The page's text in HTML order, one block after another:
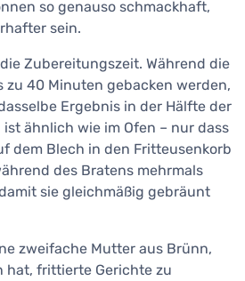
so genauso schmackhaft,
sein.
Zubereitungszeit. Während die
zu 40 Minuten gebacken werden,
Ergebnis in der Hälfte der
ähnlich wie im Ofen – nur dass
dem Blech in den Fritteusenkorb
des Bratens mehrmals
sie gleichmäßig gebräunt
zweifache Mutter aus Brünn,
hat, frittierte Gerichte zu